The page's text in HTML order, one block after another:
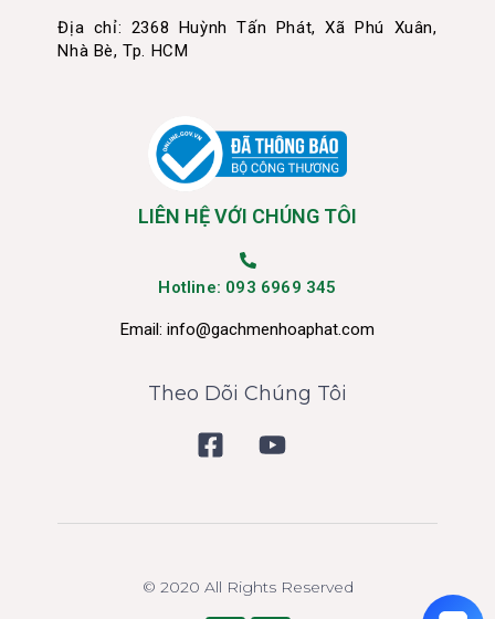
Địa chỉ: 2368 Huỳnh Tấn Phát, Xã Phú Xuân,
Nhà Bè, Tp. HCM
LIÊN HỆ VỚI CHÚNG TÔI
Hotline: 093 6969 345
Email: info@gachmenhoaphat.com
Theo Dõi Chúng Tôi
© 2020 All Rights Reserved